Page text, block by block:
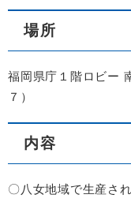
場所
福岡県庁１階ロビー
７）
内容
〇八女地域で生産さ